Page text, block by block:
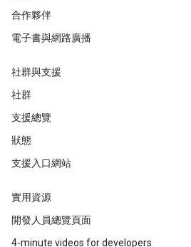
合作夥伴
電子書與網路廣播
社群與支援
社群
支援總覽
狀態
支援入口網站
實用資源
開發人員總覽頁面
4-minute videos for developers